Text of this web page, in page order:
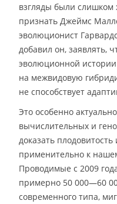
взгляды были
признать Джеймс
эволюционист
добавил он, заявлять,
эволюционной
на межвидовую
не способствует
Это особенно
вычислительных и
доказать
применительно к
Проводимые с 2009
примерно 50 000—60
современного типа,